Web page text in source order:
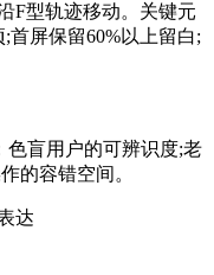
型轨迹移动。关键元
首屏保留60%以上留白;
盲用户的可辨识度;老
的容错空间。
达